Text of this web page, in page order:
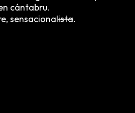
cántabru.
sensacionalista.